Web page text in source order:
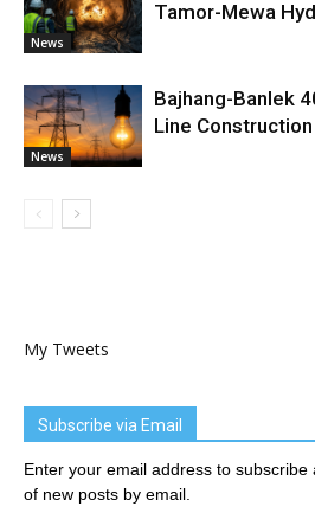
News
Tamor-Mewa
News
Bajhang-Banlek
Line
My Tweets
Subscribe via Email
Enter your email address to
of new posts by email.